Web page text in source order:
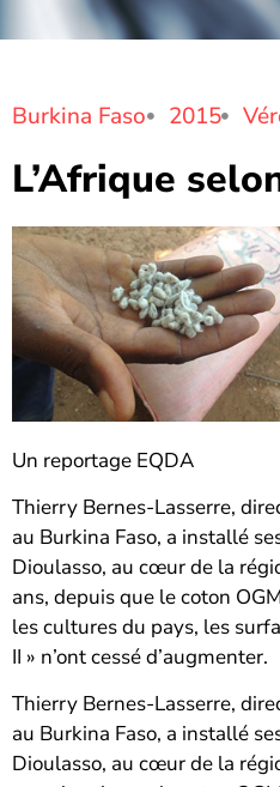
Burkina Faso 2015
L’Afrique
Un reportage EQDA
Thierry Bernes-Lasserre,
au Burkina Faso, a installé
Dioulasso, au cœur de la
ans, depuis que le coton
les cultures du pays, les
II » n’ont cessé d’augmenter.
Thierry Bernes-Lasserre,
au Burkina Faso, a installé
Dioulasso, au cœur de la